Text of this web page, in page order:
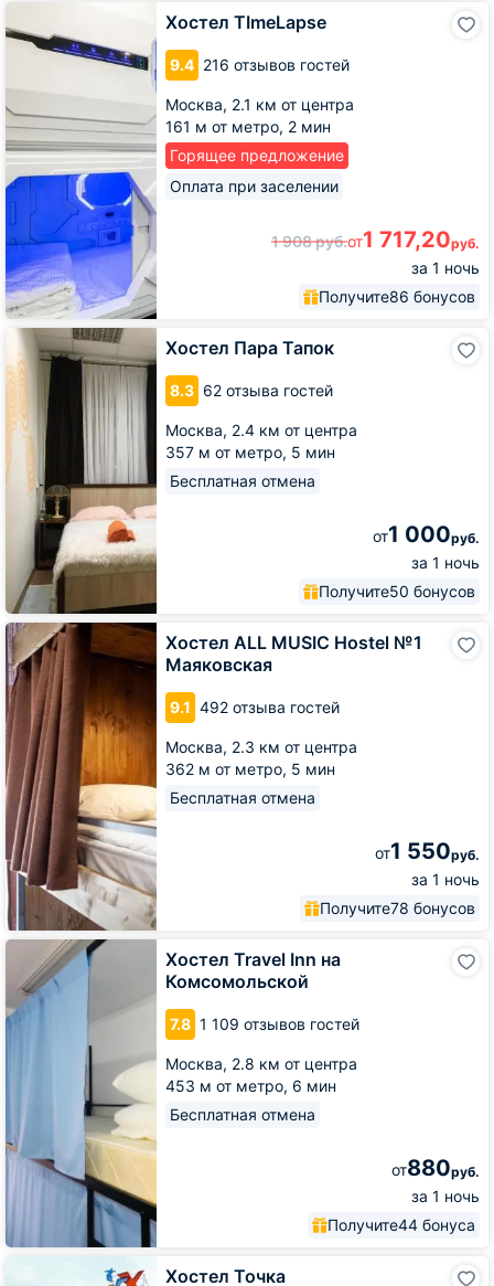
Хостел TImeLapse
9.4 216 отзывов гостей
Москва, 2.1 км от центра
161 м от метро, 2 мин
Горящее предложение
Оплата при заселении
1 908руб.от1 717,20руб.
за 1 ночь
Получите86 бонусов
Хостел
TImeLapse
Хостел Пара Тапок
8.3 62 отзыва гостей
Москва, 2.4 км от центра
357 м от метро, 5 мин
Бесплатная отмена
от1 000руб.
за 1 ночь
Получите50 бонусов
Хостел
Пара
Тапок
Хостел ALL MUSIC Hostel №1
Маяковская
9.1 492 отзыва гостей
Москва, 2.3 км от центра
362 м от метро, 5 мин
Бесплатная отмена
от1 550руб.
за 1 ночь
Получите78 бонусов
Хостел
ALL
MUSIC
Hostel
№1
Маяковская
Хостел Travel Inn на
Комсомольской
7.8 1 109 отзывов гостей
Москва, 2.8 км от центра
453 м от метро, 6 мин
Бесплатная отмена
от880руб.
за 1 ночь
Получите44 бонуса
Хостел
Travel
Inn
на
Комсомольской
Хостел Точка